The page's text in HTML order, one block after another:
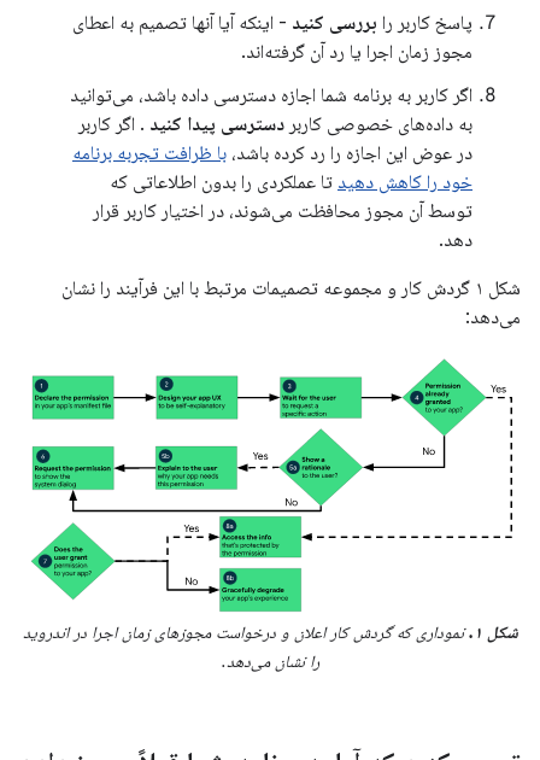
پاسخ کاربر را بررسی کنید - اینکه آیا آنها تصمیم به اعطای
مجوز زمان اجرا یا رد آن گرفته‌اند.
اگر کاربر به برنامه شما اجازه دسترسی داده باشد، می‌توانید
به داده‌های خصوصی کاربر دسترسی پیدا کنید . اگر کاربر
در عوض این اجازه را رد کرده باشد، با ظرافت تجربه برنامه
خود را کاهش دهید تا عملکردی را بدون اطلاعاتی که
توسط آن مجوز محافظت می‌شوند، در اختیار کاربر قرار
دهد.
شکل ۱ گردش کار و مجموعه تصمیمات مرتبط با این فرآیند را نشان
می‌دهد:
شکل ۱.
نموداری که گردش کار اعلان و درخواست مجوزهای زمان اجرا در اندروید
را نشان می‌دهد.